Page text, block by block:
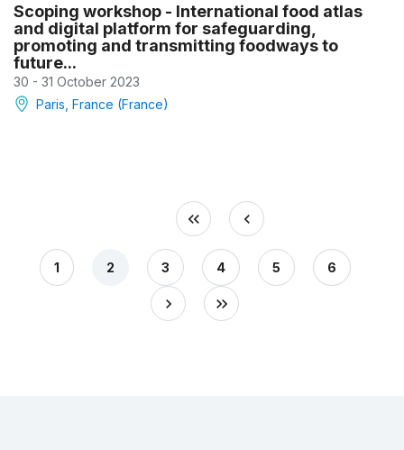
Scoping workshop - International food atlas
and digital platform for safeguarding,
promoting and transmitting foodways to
future...
30 - 31 October 2023
Paris, France (France)
1 2 3 4 5 6